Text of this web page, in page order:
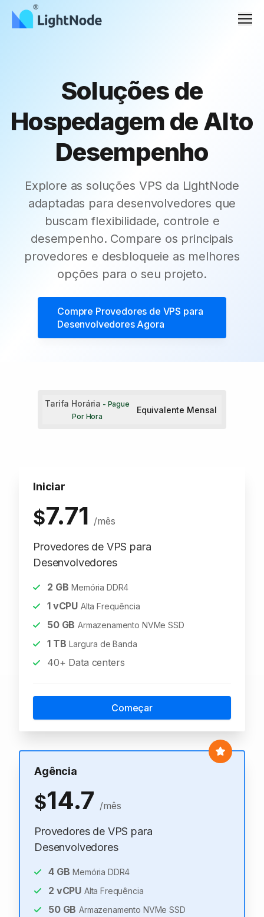
Soluções de
Hospedagem de Alto
Desempenho
Explore as soluções VPS da LightNode
adaptadas para desenvolvedores que
buscam flexibilidade, controle e
desempenho. Compare os principais
provedores e desbloqueie as melhores
opções para o seu projeto.
Compre Provedores de VPS para
DesenvolvedoresAgora
Tarifa Horária - Pague
Por Hora
Equivalente Mensal
Iniciar
$7.71 /mês
Provedores de VPS para
Desenvolvedores
2 GB Memória DDR4
1vCPU Alta Frequência
50GB Armazenamento NVMe SSD
1TB Largura de Banda
40+ Data centers
Começar
Agência
$14.7 /mês
Provedores de VPS para
Desenvolvedores
4GB Memória DDR4
2 vCPU Alta Frequência
50GB Armazenamento NVMe SSD